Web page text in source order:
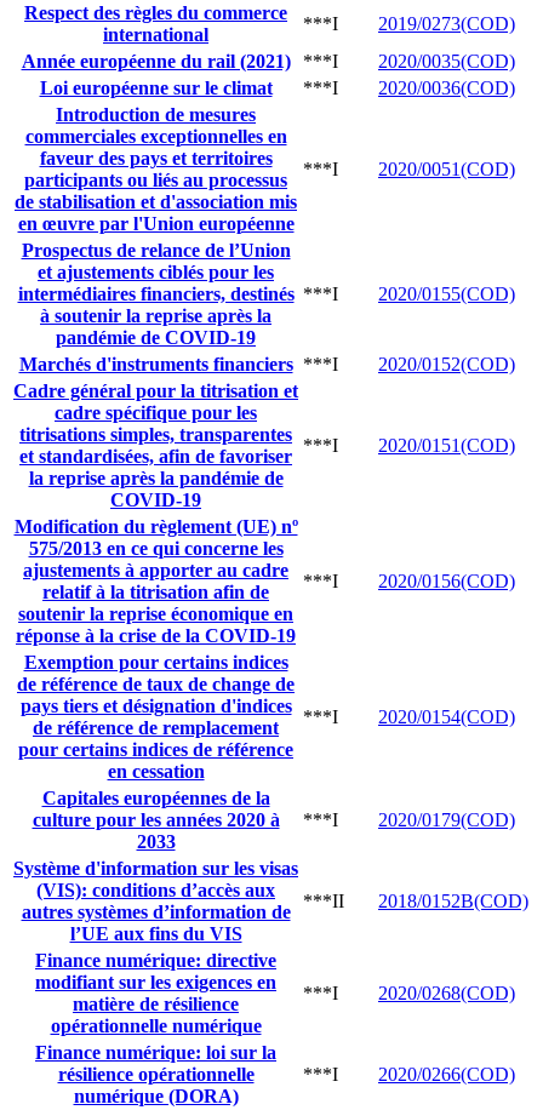
Respect des règles du commerce
international
***I
2019/0273(COD)
Année européenne du rail (2021)
***I
2020/0035(COD)
Loi européenne sur le climat
***I
2020/0036(COD)
Introduction de mesures
commerciales exceptionnelles en
faveur des pays et territoires
participants ou liés au processus
de stabilisation et d'association mis
en œuvre par l'Union européenne
***I 2020/0051(COD)
Prospectus de relance de l’Union
et ajustements ciblés pour les
intermédiaires financiers, destinés
à soutenir la reprise après la
pandémie de COVID-19
***I 2020/0155(COD)
Marchés d'instruments financiers ***I
2020/0152(COD)
Cadre général pour la titrisation et
cadre spécifique pour les
titrisations simples, transparentes
et standardisées, afin de favoriser
la reprise après la pandémie de
COVID-19
***I 2020/0151(COD)
Modification du règlement (UE) nº
575/2013 en ce qui concerne les
ajustements à apporter au cadre
relatif à la titrisation afin de
soutenir la reprise économique en
réponse à la crise de la COVID-19
***I 2020/0156(COD)
Exemption pour certains indices
de référence de taux de change de
pays tiers et désignation d'indices
de référence de remplacement
pour certains indices de référence
en cessation
***I 2020/0154(COD)
Capitales européennes de la
culture pour les années 2020 à
2033
***I 2020/0179(COD)
Système d'information sur les visas
(VIS): conditions d’accès aux
autres systèmes d’information de
l’UE aux fins du VIS
***II 2018/0152B(COD)
Finance numérique: directive
modifiant sur les exigences en
matière de résilience
opérationnelle numérique
***I 2020/0268(COD)
Finance numérique: loi sur la
résilience opérationnelle
numérique (DORA)
***I 2020/0266(COD)